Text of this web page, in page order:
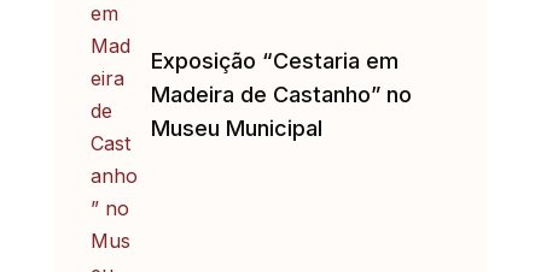
Exposição “Cestaria em
Madeira de Castanho” no
Museu Municipal